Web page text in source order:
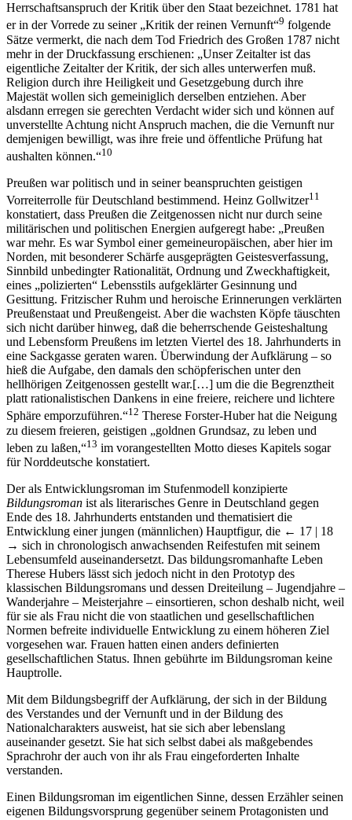
Immanuel Kant8hat diesen kulturell intellektuellen Beitrag als den
Herrschaftsanspruch der Kritik über den Staat bezeichnet. 1781 hat
er in der Vorrede zu seiner „Kritik der reinen Vernunft“9 folgende
Sätze vermerkt, die nach dem Tod Friedrich des Großen 1787 nicht
mehr in der Druckfassung erschienen: „Unser Zeitalter ist das
eigentliche Zeitalter der Kritik, der sich alles unterwerfen muß.
Religion durch ihre Heiligkeit und Gesetzgebung durch ihre
Majestät wollen sich gemeiniglich derselben entziehen. Aber
alsdann erregen sie gerechten Verdacht wider sich und können auf
unverstellte Achtung nicht Anspruch machen, die die Vernunft nur
demjenigen bewilligt, was ihre freie und öffentliche Prüfung hat
Preußen war politisch und in seiner beanspruchten geistigen
Vorreiterrolle für Deutschland bestimmend. Heinz Gollwitzer11
konstatiert, dass Preußen die Zeitgenossen nicht nur durch seine
militärischen und politischen Energien aufgeregt habe: „Preußen
war mehr. Es war Symbol einer gemeineuropäischen, aber hier im
Norden, mit besonderer Schärfe ausgeprägten Geistesverfassung,
Sinnbild unbedingter Rationalität, Ordnung und Zweckhaftigkeit,
eines „polizierten“ Lebensstils aufgeklärter Gesinnung und
Gesittung. Fritzischer Ruhm und heroische Erinnerungen verklärten
Preußenstaat und Preußengeist. Aber die wachsten Köpfe täuschten
sich nicht darüber hinweg, daß die beherrschende Geisteshaltung
und Lebensform Preußens im letzten Viertel des 18. Jahrhunderts in
eine Sackgasse geraten waren. Überwindung der Aufklärung – so
hieß die Aufgabe, den damals den schöpferischen unter den
hellhörigen Zeitgenossen gestellt war.[…] um die die Begrenztheit
platt rationalistischen Dankens in eine freiere, reichere und lichtere
Sphäre emporzuführen.“12Therese Forster-Huber hat die Neigung
zu diesem freieren, geistigen „goldnen Grundsaz, zu leben und
leben zu laßen,“13im vorangestellten Motto dieses Kapitels sogar
Der als Entwicklungsroman im Stufenmodell konzipierte
Bildungsromanist als literarisches Genre in Deutschland gegen
Ende des 18. Jahrhunderts entstanden und thematisiert die
Entwicklung einer jungen (männlichen) Hauptfigur, die ← 17 |
→sich in chronologisch anwachsenden Reifestufen mit seinem
Lebensumfeld auseinandersetzt. Das bildungsromanhafte Leben
Therese Hubers lässt sich jedoch nicht in den Prototyp des
klassischen Bildungsromans und dessen Dreiteilung – Jugendjahre –
Wanderjahre – Meisterjahre – einsortieren, schon deshalb nicht, weil
für sie als Frau nicht die von staatlichen und gesellschaftlichen
Normen befreite individuelle Entwicklung zu einem höheren Ziel
vorgesehen war. Frauen hatten einen anders definierten
gesellschaftlichen Status. Ihnen gebührte im Bildungsroman keine
Mit dem Bildungsbegriff der Aufklärung, der sich in der Bildung
des Verstandes und der Vernunft und in der Bildung des
Nationalcharakters ausweist, hat sie sich aber lebenslang
auseinander gesetzt. Sie hat sich selbst dabei als maßgebendes
Sprachrohr der auch von ihr als Frau eingeforderten Inhalte
Einen Bildungsroman im eigentlichen Sinne, dessen Erzähler seinen